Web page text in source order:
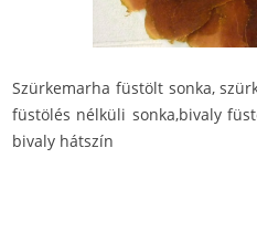
Szürkemarha füstölt sonka,
füstölés nélküli sonka,bivaly
bivaly hátszín